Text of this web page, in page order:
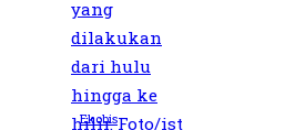
Ekobis